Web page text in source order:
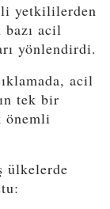
yetkililerden
acil
yönlendirdi.
acil
tek bir
önemli
ülkelerde